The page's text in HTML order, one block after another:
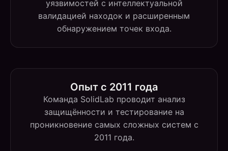
уязвимостей с интеллектуальной
валидацией находок и расширенным
обнаружением точек входа.
Опыт с 2011 года
Команда SolidLab проводит анализ
защищённости и тестирование на
проникновение самых сложных систем с
2011 года.